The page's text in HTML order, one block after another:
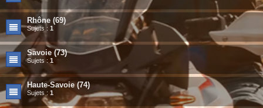
Rhône (69)
Sujets : 1
Savoie (73)
Sujets : 1
Haute-Savoie (74)
Sujets : 1